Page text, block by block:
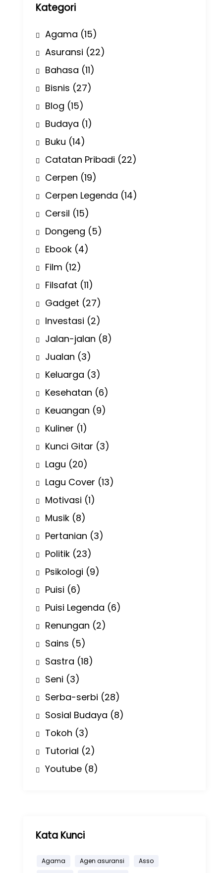
Kategori
Agama (15)
Asuransi (22)
Bahasa (11)
Bisnis (27)
Blog (15)
Budaya (1)
Buku (14)
Catatan Pribadi (22)
Cerpen (19)
Cerpen Legenda (14)
Cersil (15)
Dongeng (5)
Ebook (4)
Film (12)
Filsafat (11)
Gadget (27)
Investasi (2)
Jalan-jalan (8)
Jualan (3)
Keluarga (3)
Kesehatan (6)
Keuangan (9)
Kuliner (1)
Kunci Gitar (3)
Lagu (20)
Lagu Cover (13)
Motivasi (1)
Musik (8)
Pertanian (3)
Politik (23)
Psikologi (9)
Puisi (6)
Puisi Legenda (6)
Renungan (2)
Sains (5)
Sastra (18)
Seni (3)
Serba-serbi (28)
Sosial Budaya (8)
Tokoh (3)
Tutorial (2)
Youtube (8)
Kata Kunci
Agama Agen asuransi
Asso